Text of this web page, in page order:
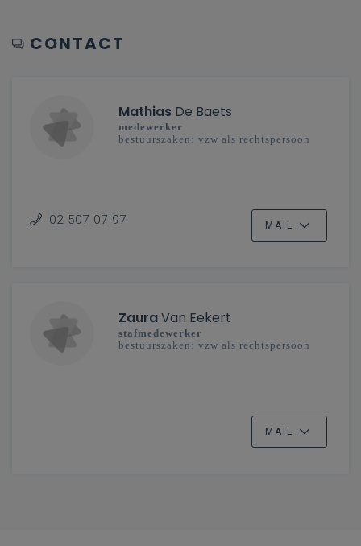
CONTACT
Mathias De Baets
medewerker
bestuurszaken: vzw als rechtspersoon
02 507 07 97 MAIL
ZauraVan Eekert
stafmedewerker
bestuurszaken: vzw als rechtspersoon
MAIL